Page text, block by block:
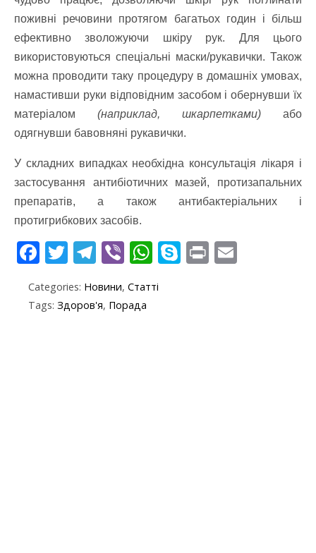
поживні речовини протягом багатьох годин і більш
ефективно зволожуючи шкіру рук. Для цього
використовуються спеціальні маски/рукавички. Також
можна проводити таку процедуру в домашніх умовах,
намастивши руки відповідним засобом і обернувши їх
матеріалом (наприклад, шкарпетками) або
одягнувши бавовняні рукавички.
У складних випадках необхідна консультація лікаря і
застосування антибіотичних мазей, протизапальних
препаратів, а також антибактеріальних і
протигрибкових засобів.
F
e
b
T
itt
er
T
e
gr
Vi
er
W
at
S Pr
Categories: Новини, Статті
Tags: Здоров'я, Порада